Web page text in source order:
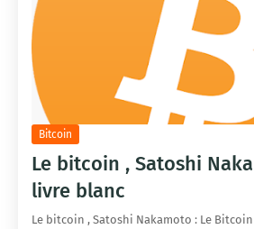
Bitcoin
Le bitcoin , Satoshi
livre blanc
Le bitcoin , Satoshi Nakamoto : Le